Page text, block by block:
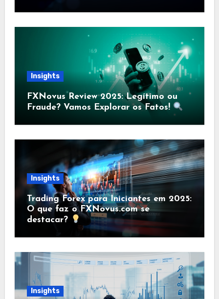
Insights
FXNovus Review 2025: Legítimo ou
Fraude? Vamos Explorar os Fatos!
Insights
Trading Forex para Iniciantes em 2025:
O que faz o FXNovus.com se
destacar?
Insights